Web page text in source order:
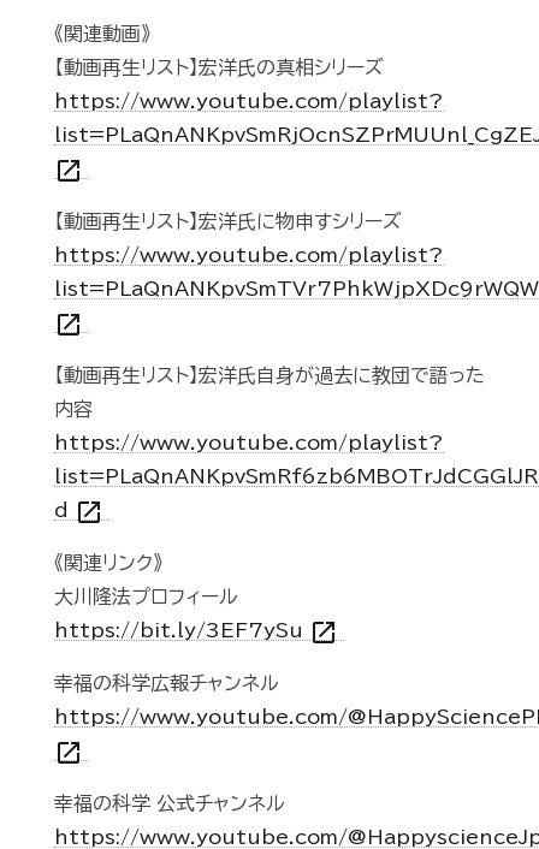
《関連動画》
【動画再生リスト】宏洋氏の真相シリーズ
https://www.youtube.com/playlist?
open_in_new
【動画再生リスト】宏洋氏に物申すシリーズ
https://www.youtube.com/playlist?
open_in_new
【動画再生リスト】宏洋氏自身が過去に教団で語った
内容
https://www.youtube.com/playlist?
d open_in_new
《関連リンク》
大川隆法プロフィール
https://bit.ly/3EF7ySu open_in_new
幸福の科学広報チャンネル
https://www.youtube.com/
open_in_new
幸福の科学 公式チャンネル
https://www.youtube.com/